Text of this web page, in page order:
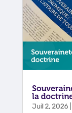
la
Juil 2, 2026|